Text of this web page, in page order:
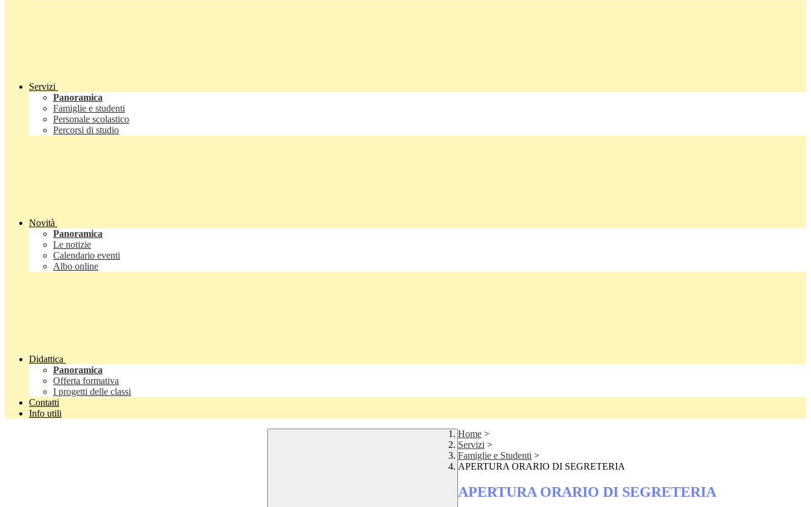
Servizi
Panoramica
Famiglie e studenti
Personale scolastico
Percorsi di studio
Novità
Panoramica
Le notizie
Calendario eventi
Albo online
Didattica
Panoramica
Offerta formativa
I progetti delle classi
Contatti
Info utili
Home >
Servizi >
Famiglie e Studenti >
APERTURA ORARIO DI SEGRETERIA
APERTURA ORARIO DI SEGRETERIA